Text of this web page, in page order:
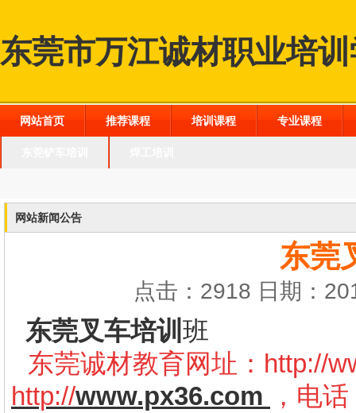
东莞市万江诚材职业培
网站首页 推荐课程 培训课程 专业课程
网站新闻公告
东莞
点击：2918 日期：
东莞叉车培训 班
东莞诚材教育网址： http://
http://www.px36.com
，电